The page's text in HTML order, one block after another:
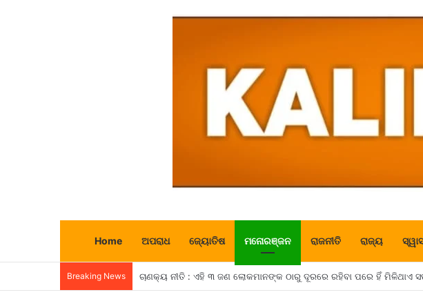
Home ଅପରାଧ ଜ୍ୟୋତିଷ ମନୋରଞ୍ଜନ ରାଜନୀତି ରାଜ୍ୟ
Breaking News ଚାଣକ୍ୟ ନୀତି : ଏହି ୩ ଜଣ ଲୋକମାନଙ୍କ ଠାରୁ ଦୂରରେ ରହିବା ପରେ ହିଁ ମିଳିଥାଏ